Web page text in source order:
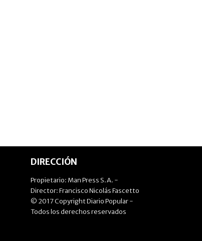
DIRECCIÓN
Propietario: Man Press S.A. -
Director: Francisco Nicolás Fascetto
© 2017 Copyright Diario Popular -
Todos los derechos reservados